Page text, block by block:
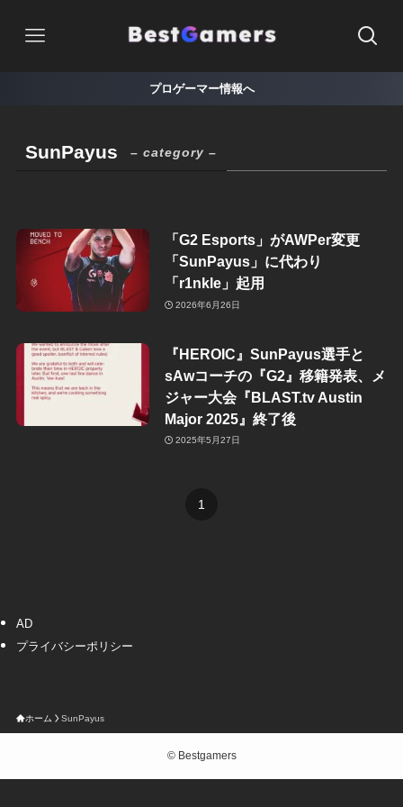
プロゲーマー情報へ
SunPayus – category –
「G2 Esports」がAWPer変更
「SunPayus」に代わり
「r1nkle」起用
2026年6月26日
『HEROIC』SunPayus選手と
sAwコーチの『G2』移籍発表、メ
ジャー大会『BLAST.tv Austin
Major 2025』終了後
2025年5月27日
1
AD
プライバシーポリシー
ホーム SunPayus
©Bestgamers